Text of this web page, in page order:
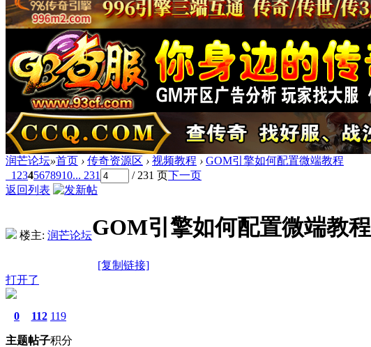
润芒论坛»首页 › 传奇资源区 › 视频教程 › GOM引擎如何配置微端教程
1 2345678910... 231 / 231 页下一页
返回列表
楼主: 润芒论坛GOM引擎如何配置微端教程
[复制链接]
打开了
0
主题
112
帖子
119
积分